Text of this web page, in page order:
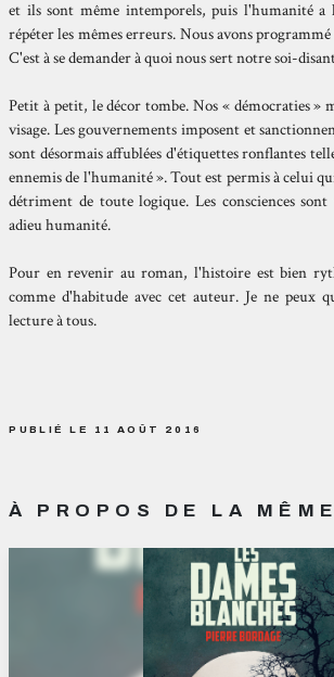
et ils sont même intemporels, puis l'humanité a
répéter les mêmes erreurs. Nous avons
C'est à se demander à quoi nous sert notre soi-
Petit à petit, le décor tombe. Nos « démocraties
visage. Les gouvernements imposent et
sont désormais affublées d'étiquettes ronflantes
ennemis de l'humanité ». Tout est permis à celui
détriment de toute logique. Les consciences sont
adieu humanité.
Pour en revenir au roman, l'histoire est bien
comme d'habitude avec cet auteur. Je ne peux
lecture à tous.
PUBLIÉ LE 11 AOÛT 2016
À PROPOS DE LA